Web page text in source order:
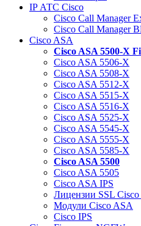
IP АТС Cisco
Cisco Call Manager
Cisco Call Manager
Cisco ASA
Cisco ASA 5500-X
Cisco ASA 5506-X
Cisco ASA 5508-X
Cisco ASA 5512-X
Cisco ASA 5515-X
Cisco ASA 5516-X
Cisco ASA 5525-X
Cisco ASA 5545-X
Cisco ASA 5555-X
Cisco ASA 5585-X
Cisco ASA 5500
Cisco ASA 5505
Cisco ASA IPS
Лицензии SSL
Модули Cisco ASA
Cisco IPS